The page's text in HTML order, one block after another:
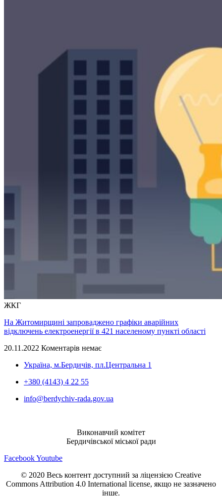
ЖКГ
На Житомирщині запроваджено графіки аварійних
відключень електроенергії в 421 населеному пункті області
20.11.2022 Коментарів немає
Україна, м.Бердичів, пл.Центральна 1
+380 (4143) 4 22 55
info@berdychiv-rada.gov.ua
Виконавчий комітет
Бердичівської міської ради
FacebookYoutube
© 2020 Весь контент доступний за ліцензією Creative
Commons Attribution 4.0 International license, якщо не зазначено
інше.